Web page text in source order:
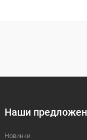
Купить в 1
Наши
Новинки